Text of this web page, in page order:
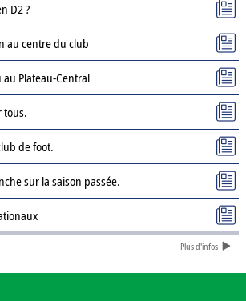
D2 ?
au centre du club
au Plateau-Central
tous.
de foot.
sur la saison passée.
D3 : ASPC Tenkodogo
Plus d'infos